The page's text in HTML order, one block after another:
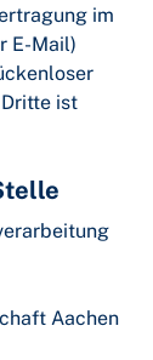
im
E-Mail)
ist
Aachen